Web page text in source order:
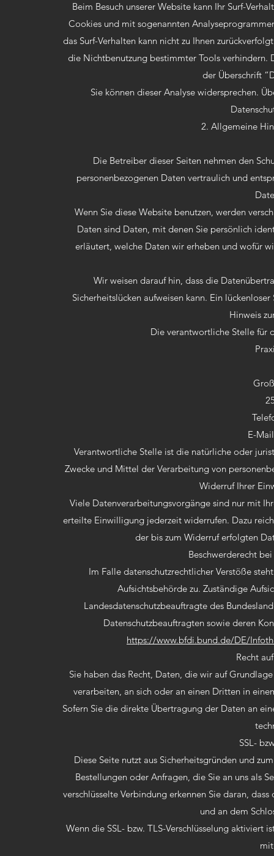
Beim Besuch unserer Website kann Ihr Surf-
Cookies und mit sogenannten
das Surf-Verhalten kann nicht zu Ihnen
die Nichtbenutzung bestimmter Tools verhindern.
der Überschrift
Sie können dieser Analyse widersprechen.
2. Allgemeine
Die Betreiber dieser Seiten nehmen den
personenbezogenen Daten vertraulich und
Wenn Sie diese Website benutzen, werden
Daten sind Daten, mit denen Sie persönlich
erläutert, welche Daten wir erheben und wofür
Wir weisen darauf hin, dass die
Sicherheitslücken aufweisen kann. Ein
Hinweis
Die verantwortliche Stelle für
E-
Verantwortliche Stelle ist die natürliche oder
Zwecke und Mittel der Verarbeitung von
Widerruf Ihrer
Viele Datenverarbeitungsvorgänge sind nur mit
erteilte Einwilligung jederzeit widerrufen. Dazu
der bis zum Widerruf erfolgten
Beschwerderecht
Im Falle datenschutzrechtlicher Verstöße
Aufsichtsbehörde zu. Zuständige
Landesdatenschutzbeauftragte des
Datenschutzbeauftragten sowie deren
https://www.bfdi.bund.de/DE/
Recht
Sie haben das Recht, Daten, die wir auf
verarbeiten, an sich oder an einen Dritten in
Sofern Sie die direkte Übertragung der Daten an
SSL-
Diese Seite nutzt aus Sicherheitsgründen und
Bestellungen oder Anfragen, die Sie an uns als
verschlüsselte Verbindung erkennen Sie daran,
und an dem
Wenn die SSL- bzw. TLS-Verschlüsselung